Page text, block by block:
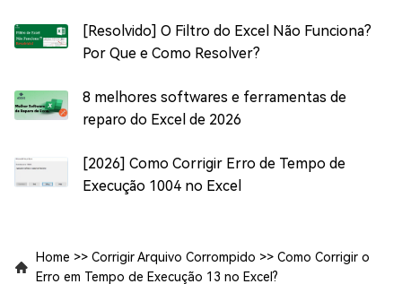
[Resolvido] O Filtro do Excel Não Funciona?
Por Que e Como Resolver?
8 melhores softwares e ferramentas de
reparo do Excel de 2026
[2026] Como Corrigir Erro de Tempo de
Execução 1004 no Excel
Home >> Corrigir Arquivo Corrompido >> Como Corrigir o
Erro em Tempo de Execução 13 no Excel?